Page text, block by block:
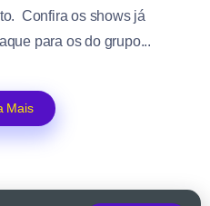
Confira os shows já
para os do grupo...
Mais